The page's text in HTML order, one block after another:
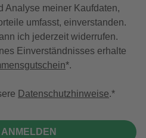
Analyse meiner Kaufdaten,
umfasst, einverstanden.
ich jederzeit widerrufen.
Einverständnisses erhalte
*.
Datenschutzhinweise.